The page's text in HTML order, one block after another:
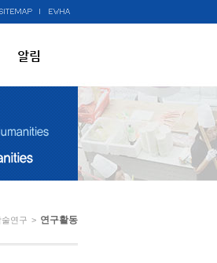
알림
술연구 > 연구활동